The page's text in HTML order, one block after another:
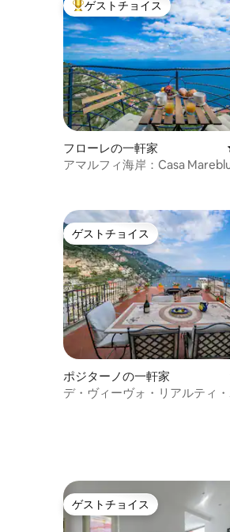
大好評のゲストチョイスです。
ゲストチョイス
フローレの一軒家
アマルフィ海岸：Casa
ゲストチョイス
ゲストチョイス
ポジターノの一軒家
デ・ヴィーヴォ・リアルティ
ゲストチョイス
ゲストチョイス